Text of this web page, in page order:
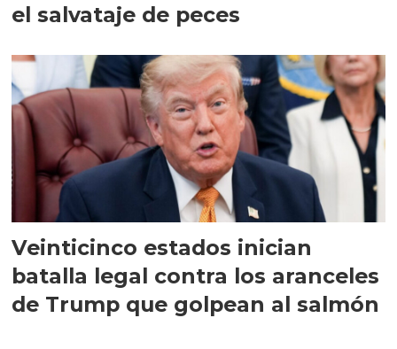
el salvataje de peces
Veinticinco estados inician
batalla legal contra los aranceles
de Trump que golpean al salmón